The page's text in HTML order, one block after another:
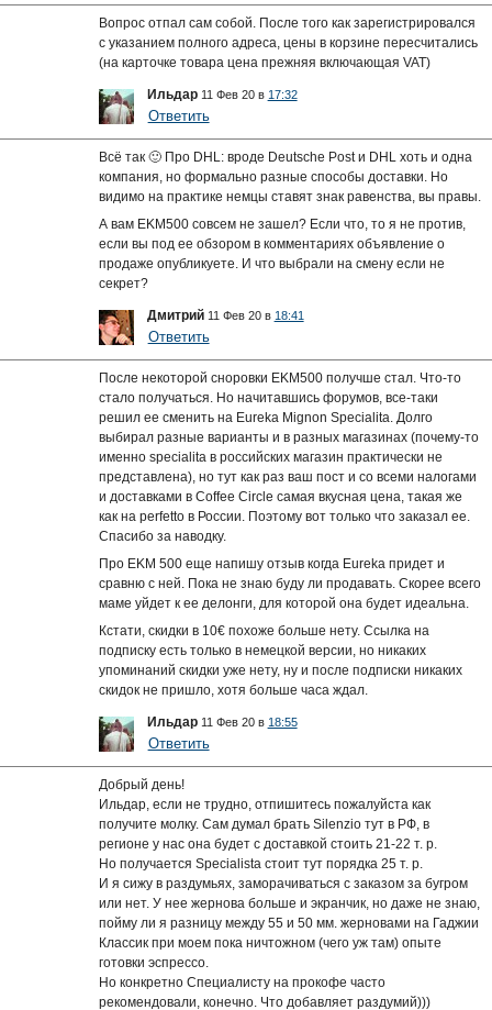
Вопрос отпал сам собой. После того как зарегистрировался
с указанием полного адреса, цены в корзине пересчитались
(на карточке товара цена прежняя включающая VAT)
Ильдар 11 Фев 20 в 17:32
Ответить
Всё так 🙂 Про DHL: вроде Deutsche Post и DHL хоть и одна
компания, но формально разные способы доставки. Но
видимо на практике немцы ставят знак равенства, вы правы.
А вам EKM500 совсем не зашел? Если что, то я не против,
если вы под ее обзором в комментариях объявление о
продаже опубликуете. И что выбрали на смену если не
секрет?
Дмитрий 11 Фев 20 в 18:41
Ответить
После некоторой сноровки EKM500 получше стал. Что-то
стало получаться. Но начитавшись форумов, все-таки
решил ее сменить на Eureka Mignon Specialita. Долго
выбирал разные варианты и в разных магазинах (почему-то
именно specialita в российских магазин практически не
представлена), но тут как раз ваш пост и со всеми налогами
и доставками в Coffee Cirсle самая вкусная цена, такая же
как на perfetto в России. Поэтому вот только что заказал ее.
Спасибо за наводку.
Про EKM 500 еще напишу отзыв когда Eureka придет и
сравню с ней. Пока не знаю буду ли продавать. Скорее всего
маме уйдет к ее делонги, для которой она будет идеальна.
Кстати, скидки в 10€ похоже больше нету. Ссылка на
подписку есть только в немецкой версии, но никаких
упоминаний скидки уже нету, ну и после подписки никаких
скидок не пришло, хотя больше часа ждал.
Ильдар 11 Фев 20 в 18:55
Ответить
Добрый день!
Ильдар, если не трудно, отпишитесь пожалуйста как
получите молку. Сам думал брать Silenzio тут в РФ, в
регионе у нас она будет с доставкой стоить 21-22 т. р.
Но получается Specialista стоит тут порядка 25 т. р.
И я сижу в раздумьях, заморачиваться с заказом за бугром
или нет. У нее жернова больше и экранчик, но даже не знаю,
пойму ли я разницу между 55 и 50 мм. жерновами на Гаджии
Классик при моем пока ничтожном (чего уж там) опыте
готовки эспрессо.
Но конкретно Специалисту на прокофе часто
рекомендовали, конечно. Что добавляет раздумий)))